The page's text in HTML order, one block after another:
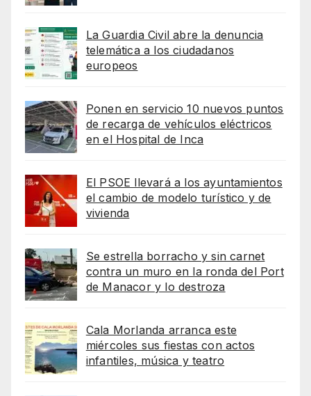
La Guardia Civil abre la denuncia
telemática a los ciudadanos
europeos
Ponen en servicio 10 nuevos puntos
de recarga de vehículos eléctricos
en el Hospital de Inca
El PSOE llevará a los ayuntamientos
el cambio de modelo turístico y de
vivienda
Se estrella borracho y sin carnet
contra un muro en la ronda del Port
de Manacor y lo destroza
Cala Morlanda arranca este
miércoles sus fiestas con actos
infantiles, música y teatro